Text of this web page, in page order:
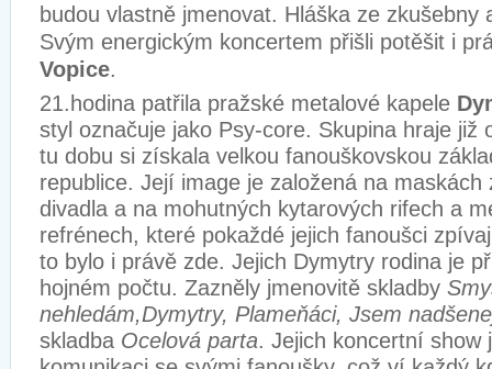
budou vlastně jmenovat. Hláška ze zkušebny
Svým energickým koncertem přišli potěšit i
Vopice.
21.hodina patřila pražské metalové kapele
styl označuje jako Psy-core. Skupina hraje již
tu dobu si získala velkou fanouškovskou
republice. Její image je založená na
divadla a na mohutných kytarových rifech a
refrénech, které pokaždé jejich fanoušci
to bylo i právě zde. Jejich Dymytry rodina je
hojném počtu. Zazněly jmenovitě skladby
nehledám,Dymytry, Plameňáci, Jsem
skladba Ocelová parta. Jejich koncertní show